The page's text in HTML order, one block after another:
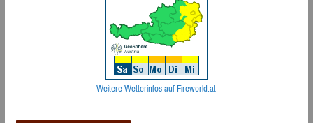
Weitere Wetterinfos auf Fireworld.at